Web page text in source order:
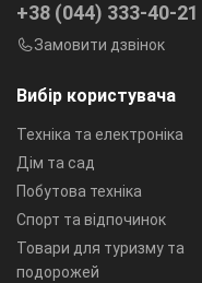
Вибір користувача
Техніка та електроніка
Дім та сад
Побутова техніка
Спорт та відпочинок
Товари для туризму та
подорожей
+38 (044) 333-40-21
Замовити дзвінок